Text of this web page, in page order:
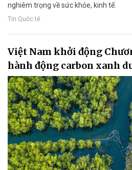
nghiêm trọng về sức khỏe, kinh tế.
Tin Quốc tế
Việt Nam khởi động
hành động carbon xanh